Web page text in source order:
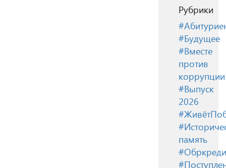
Рубрики
#Будущее
#Вместе
против
#Выпуск
2026
память